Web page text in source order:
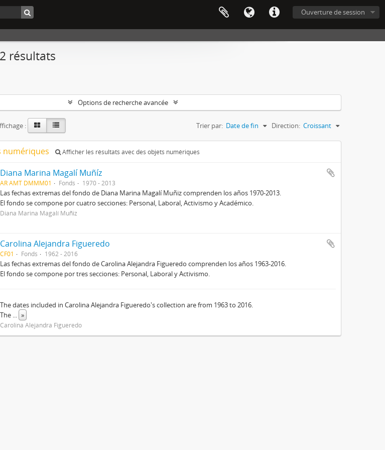
Ouverture de session
résultats
Options de recherche avancée
: Trier par: Date de fin Direction: Croissant
numériques Afficher les résultats avec des objets numériques
Diana Marina Magalí Muñíz
AR AMT DMMM01 Fonds 1970 - 2013
Las fechas extremas del fondo de Diana Marina Magalí Muñiz comprenden los años 1970-2013.
El fondo se compone por cuatro secciones: Personal, Laboral, Activismo y Académico.
Diana Marina Magalí Muñiz
Carolina Alejandra Figueredo
CF01 Fonds 1962 - 2016
Las fechas extremas del fondo de Carolina Alejandra Figueredo comprenden los años 1963-2016.
El fondo se compone por tres secciones: Personal, Laboral y Activismo.
The dates included in Carolina Alejandra Figueredo's collection are from 1963 to 2016.
The ... »
Carolina Alejandra Figueredo